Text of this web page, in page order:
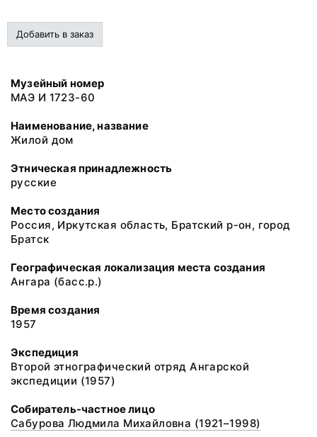
Добавить в заказ
Музейный номер
МАЭ И 1723-60
Наименование, название
Жилой дом
Этническая принадлежность
русские
Место создания
Россия, Иркутская область, Братский р-он, город
Братск
Географическая локализация места создания
Ангара (басс.р.)
Время создания
1957
Экспедиция
Второй этнографический отряд Ангарской
экспедиции (1957)
Собиратель-частное лицо
Сабурова Людмила Михайловна (1921–1998)